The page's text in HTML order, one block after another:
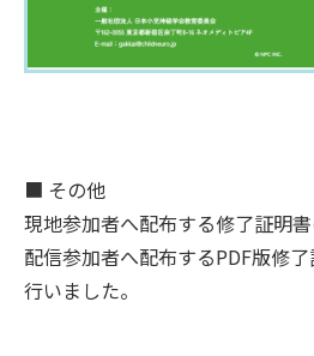
■ その他
現地参加者へ配布する修了証明
配信参加者へ配布するPDF版修
行いました。